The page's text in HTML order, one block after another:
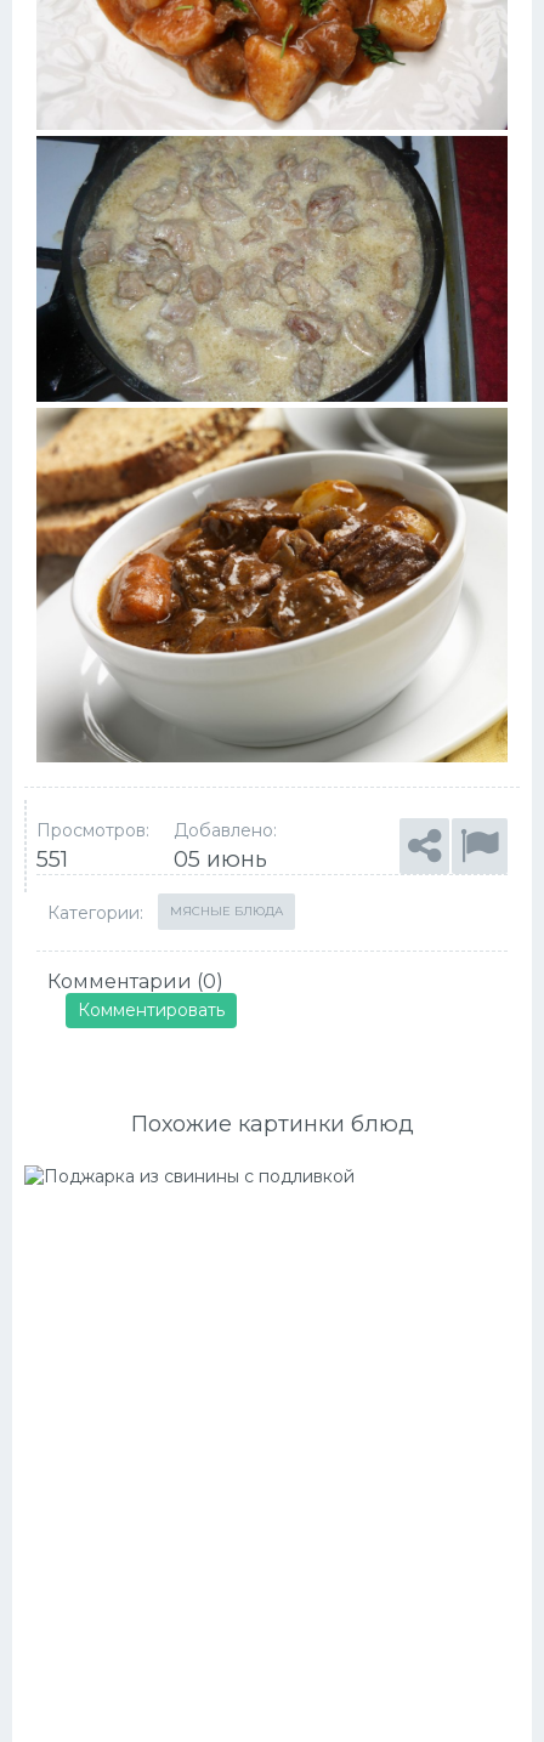
Просмотров:
551
Добавлено:
05 июнь
Категории: МЯСНЫЕ БЛЮДА
Комментарии (0)
Комментировать
Похожие картинки блюд